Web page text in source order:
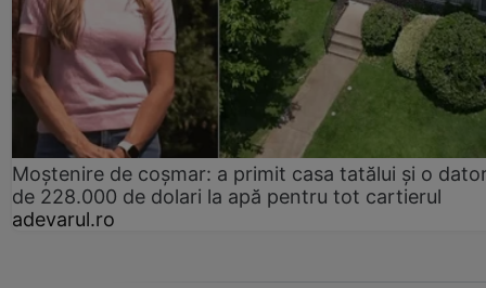
Moștenire de coșmar: a primit casa tatălui și o
de 228.000 de dolari la apă pentru tot cartierul
adevarul.ro